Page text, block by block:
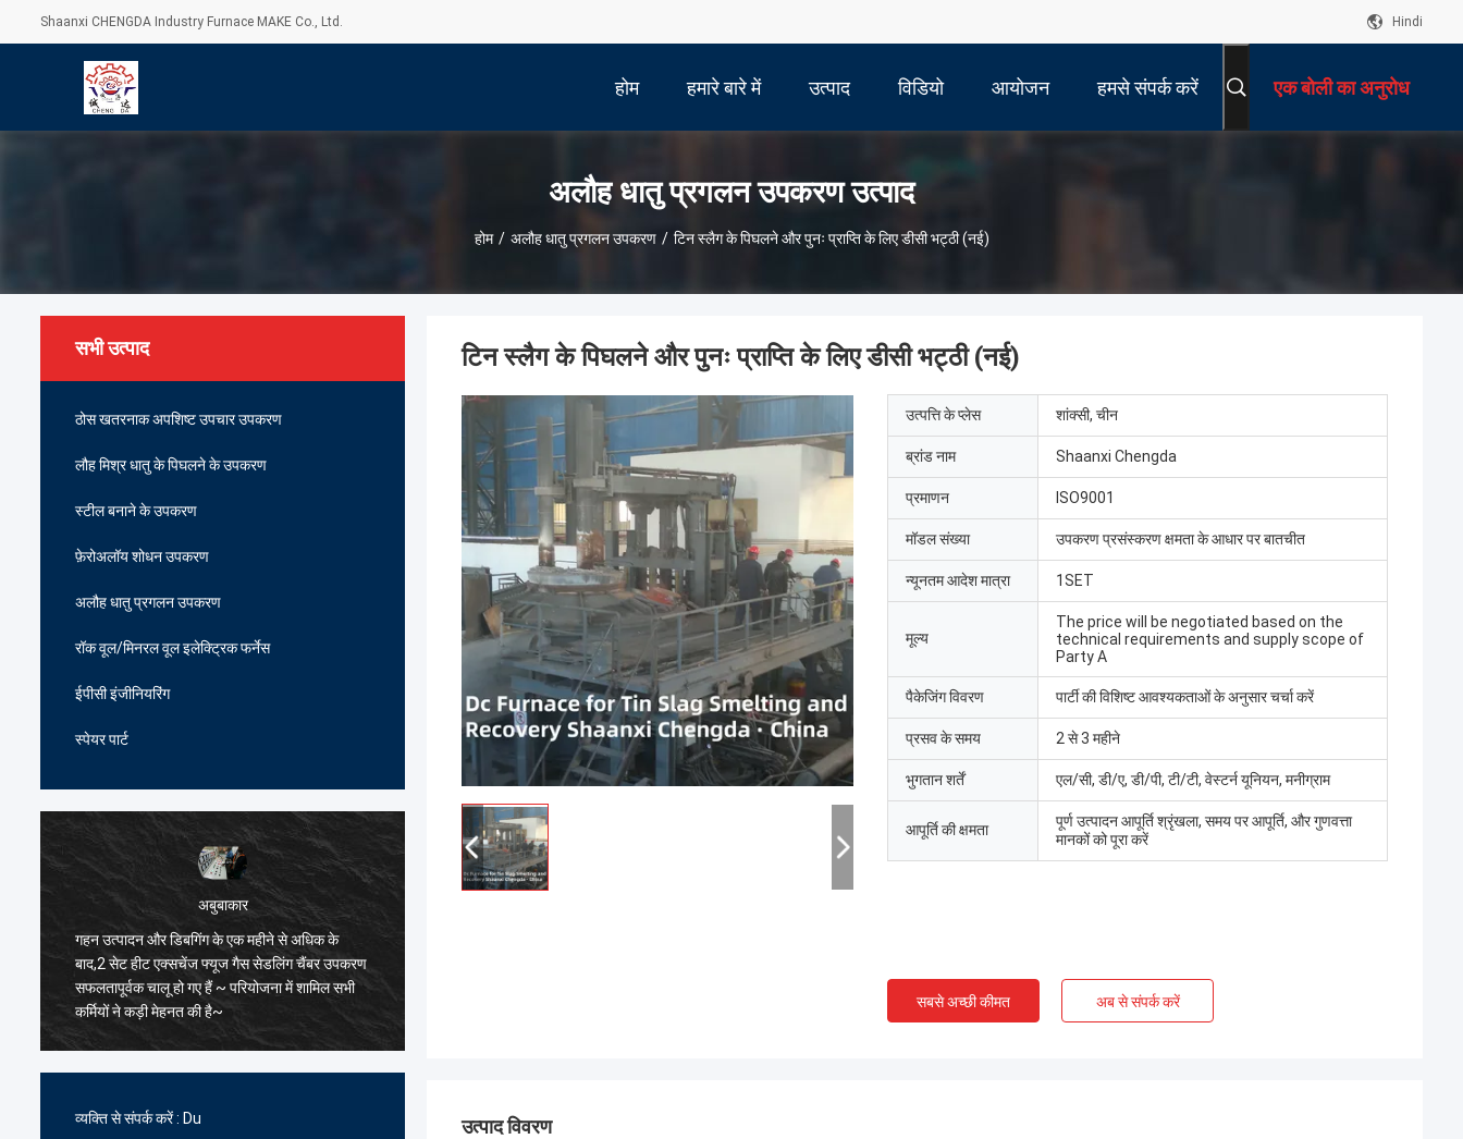
Shaanxi CHENGDA Industry Furnace MAKE Co., Ltd. Hindi
होम हमारे बारे में उत्पाद विडियो आयोजन हमसे संपर्क करें एक बोली का अनुरोध
अलौह धातु प्रगलन उपकरण उत्पाद
होम / अलौह धातु प्रगलन उपकरण / टिन स्लैग के पिघलने और पुनः प्राप्ति के लिए डीसी भट्ठी (नई)
सभी उत्पाद
ठोस खतरनाक अपशिष्ट उपचार उपकरण
लौह मिश्र धातु के पिघलने के उपकरण
स्टील बनाने के उपकरण
फ़ेरोअलॉय शोधन उपकरण
अलौह धातु प्रगलन उपकरण
रॉक वूल/मिनरल वूल इलेक्ट्रिक फर्नेस
ईपीसी इंजीनियरिंग
स्पेयर पार्ट
अबुबाकार
गहन उत्पादन और डिबगिंग के एक महीने से अधिक के
बाद,2 सेट हीट एक्सचेंज फ्यूज गैस सेडलिंग चैंबर उपकरण
सफलतापूर्वक चालू हो गए हैं ~ परियोजना में शामिल सभी
कर्मियों ने कड़ी मेहनत की है~
को सीखने और संचालित करने के लिए चेंगदा इंजीनियरों के
साथ सावधानीपूर्वक सहयोग किया,चीन और पाकिस्तान के
व्यक्ति से संपर्क करें : Du
टिन स्लैग के पिघलने और पुनः प्राप्ति के लिए डीसी भट्ठी (नई)
उत्पत्ति के प्लेस शांक्सी, चीन
ब्रांड नाम Shaanxi Chengda
प्रमाणन ISO9001
मॉडल संख्या उपकरण प्रसंस्करण क्षमता के आधार पर बातचीत
न्यूनतम आदेश मात्रा 1SET
मूल्य
The price will be negotiated based on the
technical requirements and supply scope of
Party A
पैकेजिंग विवरण पार्टी की विशिष्ट आवश्यकताओं के अनुसार चर्चा करें
प्रसव के समय 2 से 3 महीने
भुगतान शर्तें एल/सी, डी/ए, डी/पी, टी/टी, वेस्टर्न यूनियन, मनीग्राम
आपूर्ति की क्षमता
पूर्ण उत्पादन आपूर्ति श्रृंखला, समय पर आपूर्ति, और गुणवत्ता
मानकों को पूरा करें
सबसे अच्छी कीमत अब से संपर्क करें
उत्पाद विवरण